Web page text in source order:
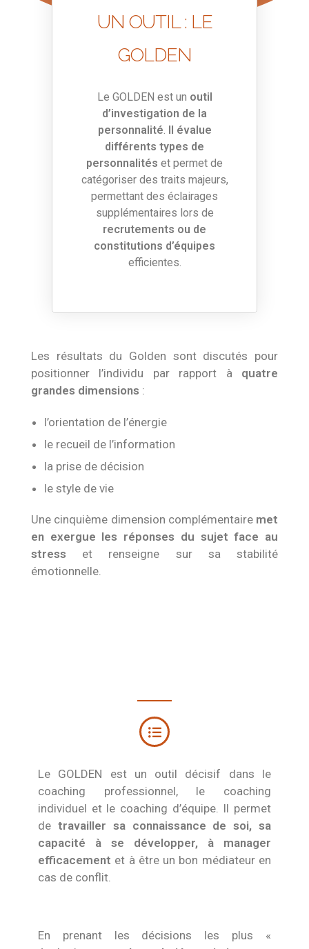
UN OUTIL : LE
GOLDEN
Le GOLDEN est un outil
d’investigation de la
personnalité. Il évalue
différents types de
personnalités et permet de
catégoriser des traits majeurs,
permettant des éclairages
supplémentaires lors de
recrutements ou de
constitutions d’équipes
efficientes.
Les résultats du Golden sont discutés pour
positionner l’individu par rapport à quatre
grandes dimensions :
l’orientation de l’énergie
le recueil de l’information
la prise de décision
le style de vie
Une cinquième dimension complémentaire met
en exergue les réponses du sujet face au
stress et renseigne sur sa stabilité
émotionnelle.
Le GOLDEN est un outil décisif dans le
coaching professionnel, le coaching
individuel et le coaching d’équipe. Il permet
de travailler sa connaissance de soi, sa
capacité à se développer, à manager
efficacement et à être un bon médiateur en
cas de conflit.
En prenant les décisions les plus «